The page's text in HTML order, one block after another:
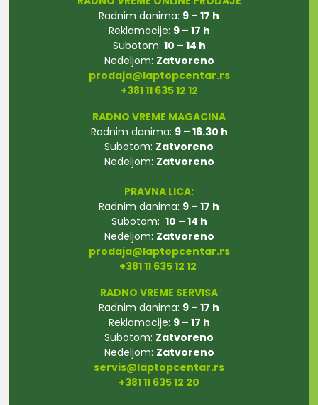
Radnim danima: 9 – 17 h
Reklamacije: 9 – 17 h
Subotom: 10 – 14 h
Nedeljom: Zatvoreno
prodaja@laptopcentar.rs
+381 11 635 12 12
RADNO VREME MAGACINA
Radnim danima: 9 – 16.30 h
Subotom: Zatvoreno
Nedeljom: Zatvoreno
PRAVNA LICA:
Radnim danima: 9 – 17 h
Subotom: 10 – 14 h
Nedeljom: Zatvoreno
prodaja@laptopcentar.rs
+381 11 635 12 12
RADNO VREME SERVISA
Radnim danima: 9 – 17 h
Reklamacije: 9 – 17 h
Subotom: Zatvoreno
Nedeljom: Zatvoreno
servis@laptopcentar.rs
+381 11 635 12 20